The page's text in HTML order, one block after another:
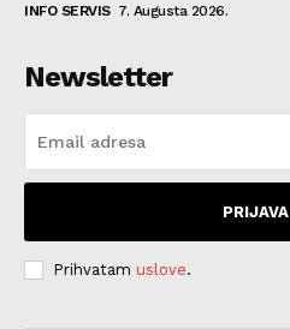
INFO SERVIS 7. Augusta 2026.
Newsletter
PRIJAVA
Prihvatam uslove.